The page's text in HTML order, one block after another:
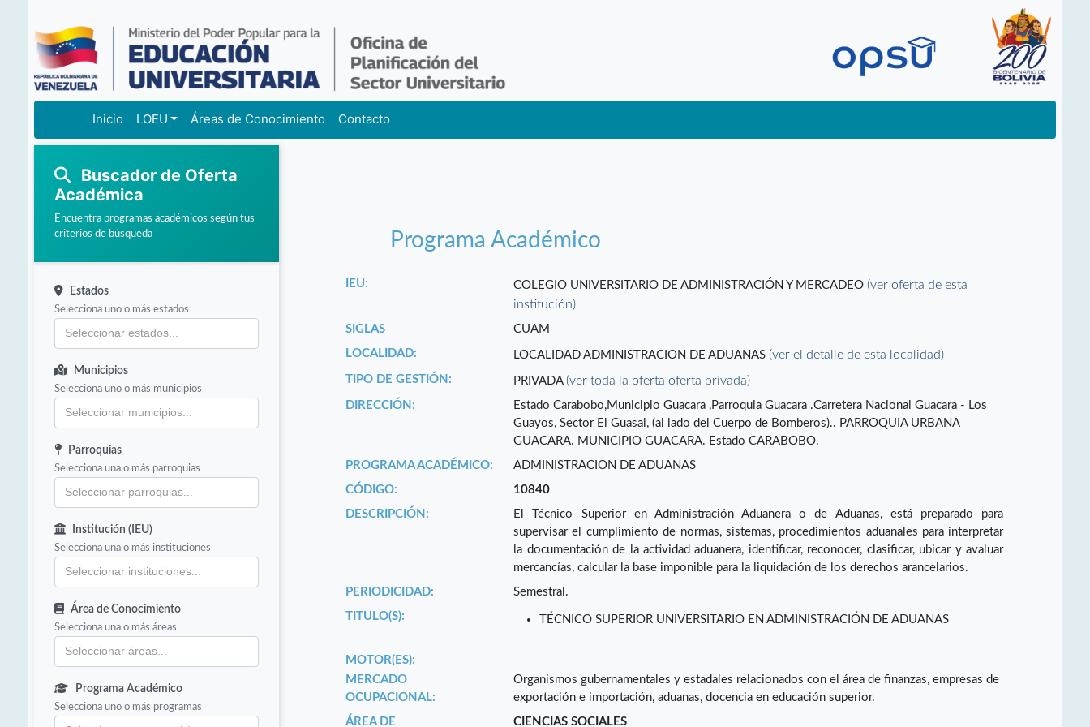
Inicio LOEU Áreas de Conocimiento Contacto
Buscador de Oferta
Académica
Encuentra programas académicos según tus
criterios de búsqueda
Estados
Selecciona uno o más estados
Municipios
Selecciona uno o más municipios
Parroquias
Selecciona una o más parroquias
Institución (IEU)
Selecciona una o más instituciones
Área de Conocimiento
Selecciona una o más áreas
Programa Académico
Selecciona uno o más programas
Programa Académico
IEU: COLEGIO UNIVERSITARIO DE ADMINISTRACIÓN Y MERCADEO(ver oferta de esta
institución)
SIGLAS
CUAM
LOCALIDAD:
LOCALIDAD ADMINISTRACION DE ADUANAS(ver el detalle de esta localidad)
TIPO DE GESTIÓN: PRIVADA(ver toda la oferta oferta privada)
DIRECCIÓN:
Estado Carabobo,Municipio Guacara ,Parroquia Guacara .Carretera Nacional Guacara - Los
Guayos, Sector El Guasal, (al lado del Cuerpo de Bomberos).. PARROQUIA URBANA
GUACARA. MUNICIPIO GUACARA. Estado CARABOBO.
PROGRAMA ACADÉMICO:
ADMINISTRACION DE ADUANAS
CÓDIGO:
10840
DESCRIPCIÓN:
El Técnico Superior en Administración Aduanera o de Aduanas, está preparado para
supervisar el cumplimiento de normas, sistemas, procedimientos aduanales para interpretar
la documentación de la actividad aduanera, identificar, reconocer, clasificar, ubicar y avaluar
mercancías, calcular la base imponible para la liquidación de los derechos arancelarios.
PERIODICIDAD:
Semestral.
TITULO(S):
TÉCNICO SUPERIOR UNIVERSITARIO EN ADMINISTRACIÓN DE ADUANAS
MOTOR(ES):
MERCADO
OCUPACIONAL:
Organismos gubernamentales y estadales relacionados con el área de finanzas, empresas de
exportación e importación, aduanas, docencia en educación superior.
ÁREA DE
CIENCIAS SOCIALES